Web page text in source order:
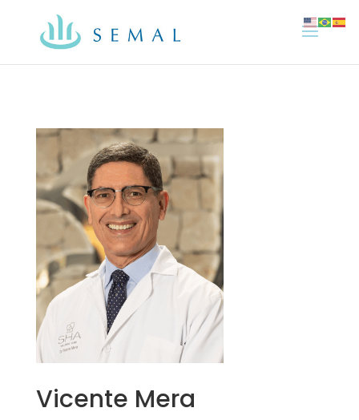
Vicente Mera